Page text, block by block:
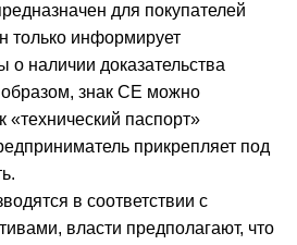
для покупателей
только информирует
о наличии доказательства
знак CE можно
«технический паспорт»
прикрепляет под
в соответствии с
власти предполагают, что